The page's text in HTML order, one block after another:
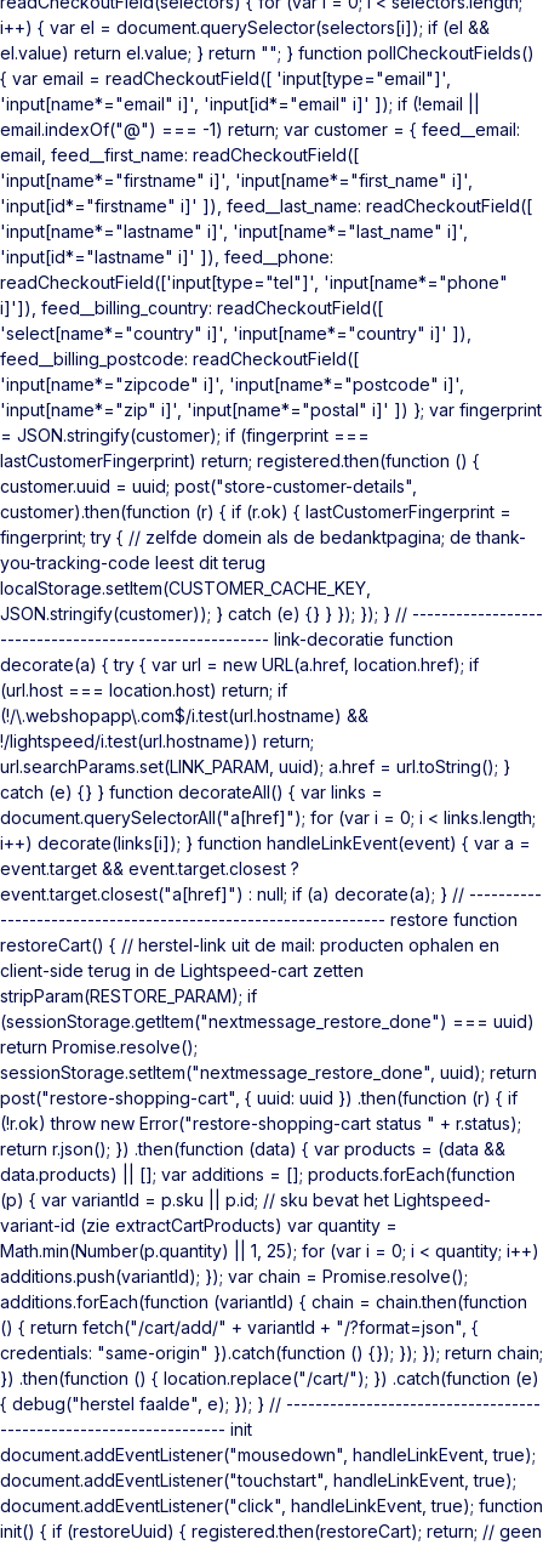
i++) { var el = document.querySelector(selectors[i]); if (el &&
el.value) return el.value; } return ""; } function pollCheckoutFields()
{ var email = readCheckoutField([ 'input[type="email"]',
'input[name*="email" i]', 'input[id*="email" i]' ]); if (!email ||
email.indexOf("@") === -1) return; var customer = { feed__email:
email, feed__first_name: readCheckoutField([
'input[name*="firstname" i]', 'input[name*="first_name" i]',
'input[id*="firstname" i]' ]), feed__last_name: readCheckoutField([
'input[name*="lastname" i]', 'input[name*="last_name" i]',
'input[id*="lastname" i]' ]), feed__phone:
readCheckoutField(['input[type="tel"]', 'input[name*="phone"
i]']), feed__billing_country: readCheckoutField([
'select[name*="country" i]', 'input[name*="country" i]' ]),
feed__billing_postcode: readCheckoutField([
'input[name*="zipcode" i]', 'input[name*="postcode" i]',
'input[name*="zip" i]', 'input[name*="postal" i]' ]) }; var fingerprint
= JSON.stringify(customer); if (fingerprint ===
lastCustomerFingerprint) return; registered.then(function () {
customer.uuid = uuid; post("store-customer-details",
customer).then(function (r) { if (r.ok) { lastCustomerFingerprint =
fingerprint; try { // zelfde domein als de bedanktpagina; de thank-
you-tracking-code leest dit terug
localStorage.setItem(CUSTOMER_CACHE_KEY,
JSON.stringify(customer)); } catch (e) {} } }); }); } // ------------------
------------------------------------- link-decoratie function
decorate(a) { try { var url = new URL(a.href, location.href); if
(url.host === location.host) return; if
(!/\.webshopapp\.com$/i.test(url.hostname) &&
!/lightspeed/i.test(url.hostname)) return;
url.searchParams.set(LINK_PARAM, uuid); a.href = url.toString(); }
catch (e) {} } function decorateAll() { var links =
document.querySelectorAll("a[href]"); for (var i = 0; i < links.length;
i++) decorate(links[i]); } function handleLinkEvent(event) { var a =
event.target && event.target.closest ?
event.target.closest("a[href]") : null; if (a) decorate(a); } // ----------
----------------------------------------------------- restore function
restoreCart() { // herstel-link uit de mail: producten ophalen en
client-side terug in de Lightspeed-cart zetten
stripParam(RESTORE_PARAM); if
(sessionStorage.getItem("nextmessage_restore_done") === uuid)
return Promise.resolve();
sessionStorage.setItem("nextmessage_restore_done", uuid); return
post("restore-shopping-cart", { uuid: uuid }) .then(function (r) { if
(!r.ok) throw new Error("restore-shopping-cart status " + r.status);
return r.json(); }) .then(function (data) { var products = (data &&
data.products) || []; var additions = []; products.forEach(function
(p) { var variantId = p.sku || p.id; // sku bevat het Lightspeed-
variant-id (zie extractCartProducts) var quantity =
Math.min(Number(p.quantity) || 1, 25); for (var i = 0; i < quantity; i++)
additions.push(variantId); }); var chain = Promise.resolve();
additions.forEach(function (variantId) { chain = chain.then(function
() { return fetch("/cart/add/" + variantId + "/?format=json", {
credentials: "same-origin" }).catch(function () {}); }); }); return chain;
}) .then(function () { location.replace("/cart/"); }) .catch(function (e)
{ debug("herstel faalde", e); }); } // -----------------------------------
------------------------------- init
document.addEventListener("mousedown", handleLinkEvent, true);
document.addEventListener("touchstart", handleLinkEvent, true);
document.addEventListener("click", handleLinkEvent, true); function
init() { if (restoreUuid) { registered.then(restoreCart); return; // geen